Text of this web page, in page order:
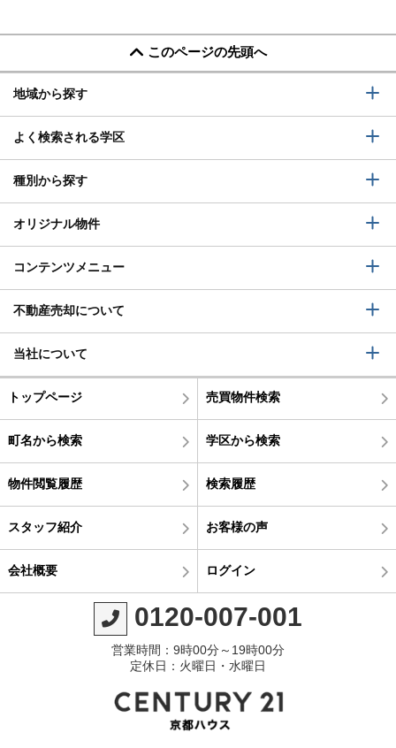
このページの先頭へ
地域から探す
よく検索される学区
種別から探す
オリジナル物件
コンテンツメニュー
不動産売却について
当社について
トップページ 売買物件検索
町名から検索 学区から検索
物件閲覧履歴 検索履歴
スタッフ紹介 お客様の声
会社概要 ログイン
0120-007-001
営業時間：9時00分～19時00分
定休日：火曜日・水曜日